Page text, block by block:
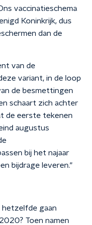
vaccinatieschema
Koninkrijk, dus
dan de
van de
variant, in de loop
de besmettingen
schaart zich achter
de eerste tekenen
augustus
bij het najaar
bijdrage leveren."
hetzelfde gaan
Toen namen